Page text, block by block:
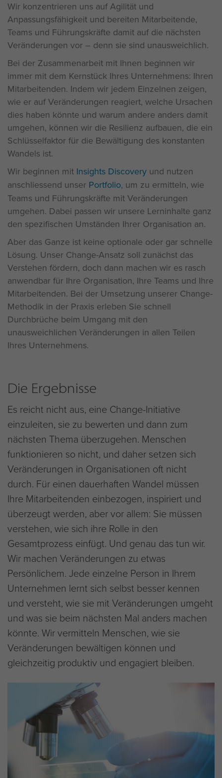
Wir konzentrieren uns auf Agilität und
Anpassungsfähigkeit und bereiten Mitarbeitende,
Teams und Führungskräfte damit auf die nächsten
Veränderungen vor – denn sie sind unausweichlich.
Bei der Zusammenarbeit mit Ihnen beginnen wir
immer mit dem Kernstück Ihres Unternehmens: Ihren
Mitarbeitenden. Indem wir jedem Einzelnen zeigen,
wie er auf Veränderungen reagiert, welche Ursachen
dies haben könnte und warum andere anders damit
umgehen, können wir die Resilienz aufbauen, die ein
Schlüsselfaktor für die Bewältigung des konstanten
Wandels ist.
Wir beginnen mit Insights Discovery und nutzen
anschliessend unser Portfolio, um zu ermitteln, wie
Teams und Führungskräfte mit Veränderungen
umgehen. Dabei passen wir unsere Lerninhalte ganz
den spezifischen Umständen Ihrer Organisation an.
Aber das Ganze ist keine optionale oder gar schnelle
Lösung. Unser Change-Ansatz soll zunächst das
Verstehen fördern, doch dann machen wir es rasch
anwendbar für Ihre Organisation, Ihre Teams und Ihre
Mitarbeitenden. Bei der Umsetzung unserer Change-
Methodik in der Praxis erleben Sie schnell
Durchbrüche beim Umgang mit den
unausweichlichen Veränderungen in allen Teilen
Ihres Unternehmens.
Die Ergebnisse
Es reicht nicht aus, eine Change-Initiative
einzuleiten, sie zu bewerten und dann zum
nächsten Thema überzugehen. Menschen
funktionieren so nicht, und daher setzen sich
Veränderungen in Organisationen oft nicht
durch. Für einen dauerhaften Wandel müssen
Ihre Mitarbeitenden einbezogen, inspiriert und
überzeugt werden, aber vor allem: Sie müssen
verstehen, wie sich ihre Rolle in den
Gesamtprozess einfügt. Und genau das tun wir.
Wir machen Veränderungen zu etwas
Persönlichem. Jede einzelne Person in Ihrem
Unternehmen lernt sich selbst besser kennen
und versteht, wie sie mit Veränderungen umgeht
und was sie beim nächsten Mal anders machen
könnte. Wir vermitteln Menschen, wie sie
Veränderungen bewältigen können und
gleichzeitig produktiv und engagiert bleiben.